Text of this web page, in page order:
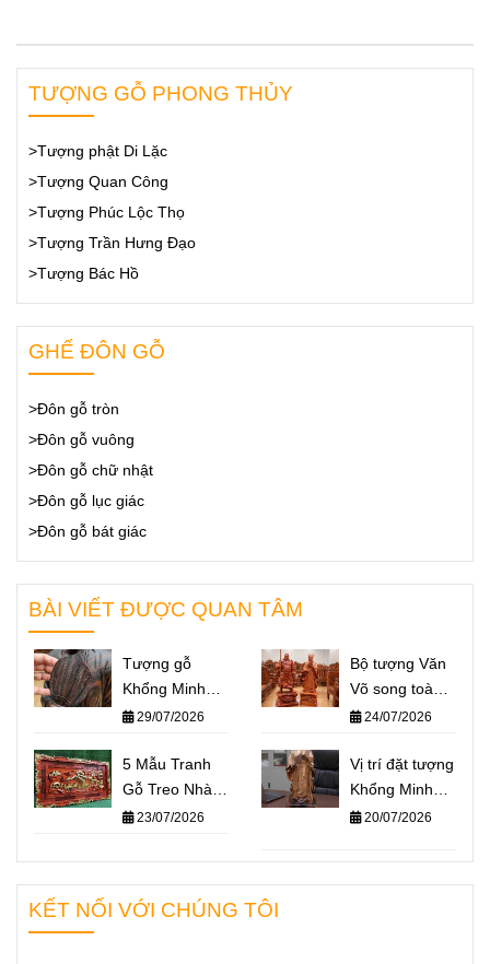
TƯỢNG GỖ PHONG THỦY
>Tượng phật Di Lặc
>Tượng Quan Công
>Tượng Phúc Lộc Thọ
>Tượng Trần Hưng Đạo
>Tượng Bác Hồ
GHẾ ĐÔN GỖ
>Đôn gỗ tròn
>Đôn gỗ vuông
>Đôn gỗ chữ nhật
>Đôn gỗ lục giác
>Đôn gỗ bát giác
BÀI VIẾT ĐƯỢC QUAN TÂM
Tượng gỗ
Khổng Minh
giá bao nhiêu?
mẫu tượng
Khổng Minh
nổi bật nhất
29/07/2026
Bộ tượng Văn
Võ song toàn
Khổng Minh –
nghĩa và cách
đặt trên bàn
làm việc
24/07/2026
5 Mẫu Tranh
Gỗ Treo Nhà
Thờ Họ Ý
2026
23/07/2026
Vị trí đặt tượng
Khổng Minh
chuẩn phong
gian nào giúp
“quân sư” hỗ
20/07/2026
KẾT NỐI VỚI CHÚNG TÔI